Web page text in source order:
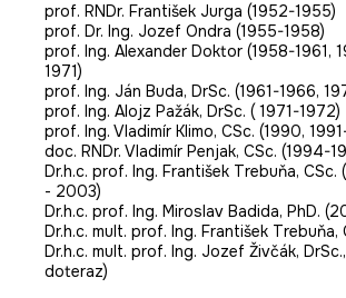
prof. RNDr. František Jurga (1952-1955)
prof. Dr. Ing. Jozef Ondra (1955-1958)
prof. Ing. Alexander Doktor (1958-1961,
1971)
prof. Ing. Ján Buda, DrSc. (1961-1966,
prof. Ing. Alojz Pažák, DrSc. ( 1971-1972)
prof. Ing. Vladimír Klimo, CSc. (1990,
doc. RNDr. Vladimír Penjak, CSc. (1994-
Dr.h.c. prof. Ing. František Trebuňa,
- 2003)
Dr.h.c. prof. Ing. Miroslav Badida, PhD.
Dr.h.c. mult. prof. Ing. František Trebuňa,
Dr.h.c. mult. prof. Ing. Jozef Živčák,
doteraz)